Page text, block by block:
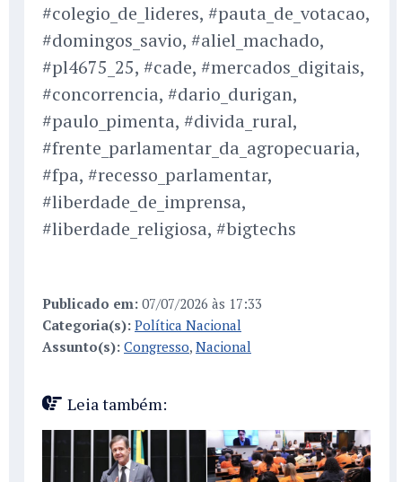
#colegio_de_lideres, #pauta_de_votacao,
#domingos_savio, #aliel_machado,
#pl4675_25, #cade, #mercados_digitais,
#concorrencia, #dario_durigan,
#paulo_pimenta, #divida_rural,
#frente_parlamentar_da_agropecuaria,
#fpa, #recesso_parlamentar,
#liberdade_de_imprensa,
#liberdade_religiosa, #bigtechs
Publicado em: 07/07/2026 às 17:33
Categoria(s): Política Nacional
Assunto(s): Congresso, Nacional
Leia também: